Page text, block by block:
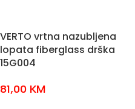
VERTO vrtna nazubljena
lopata fiberglass drška
15G004
81,00 KM